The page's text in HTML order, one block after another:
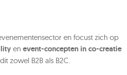
en focust zich op
en event-concepten in co-creatie
zowel B2B als B2C.